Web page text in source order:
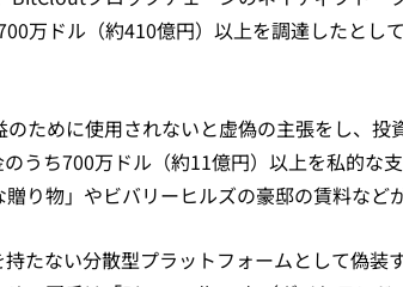
万ドル（約410億円）以上を調達したとして
ために使用されないと虚偽の主張をし、投
うち700万ドル（約11億円）以上を私的な
り物」やビバリーヒルズの豪邸の賃料など
たない分散型プラットフォームとして偽装